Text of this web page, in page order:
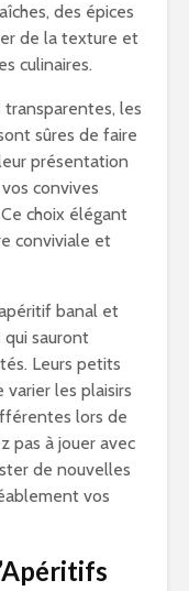
des épices
de la texture et
culinaires.
les
sûres de faire
présentation
convives
choix élégant
conviviale et
banal et
sauront
Leurs petits
les plaisirs
lors de
pas à jouer avec
de nouvelles
vos